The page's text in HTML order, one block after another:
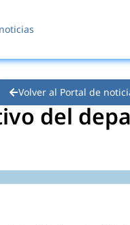
Volver al Portal de
del